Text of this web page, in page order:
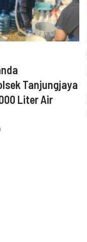
Tanjungjaya
Liter Air